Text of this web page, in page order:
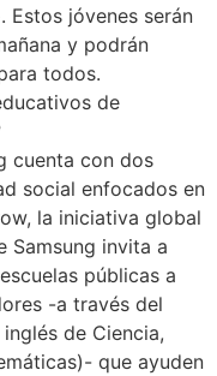
Estos jóvenes serán
y podrán
todos.
de
cuenta con dos
social enfocados en
la iniciativa global
Samsung invita a
públicas a
-a través del
de Ciencia,
que ayuden